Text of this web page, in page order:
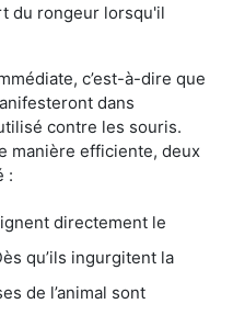
du rongeur lorsqu'il
c’est-à-dire que
dans
contre les souris.
manière efficiente, deux
:
directement le
qu’ils ingurgitent la
de l’animal sont